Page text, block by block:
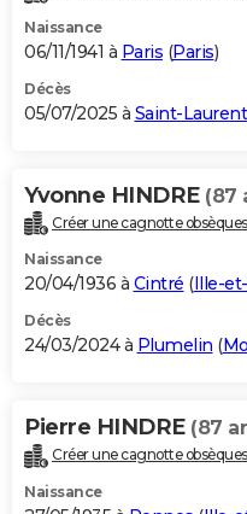
Naissance
06/11/1941 à Paris (Paris)
Décès
05/07/2025 à Saint-
Yvonne HINDRE (87
Créer une cagnotte obsèques
Naissance
20/04/1936 à Cintré (Ille-
Décès
24/03/2024 à Plumelin (
Pierre HINDRE (87
Créer une cagnotte obsèques
Naissance